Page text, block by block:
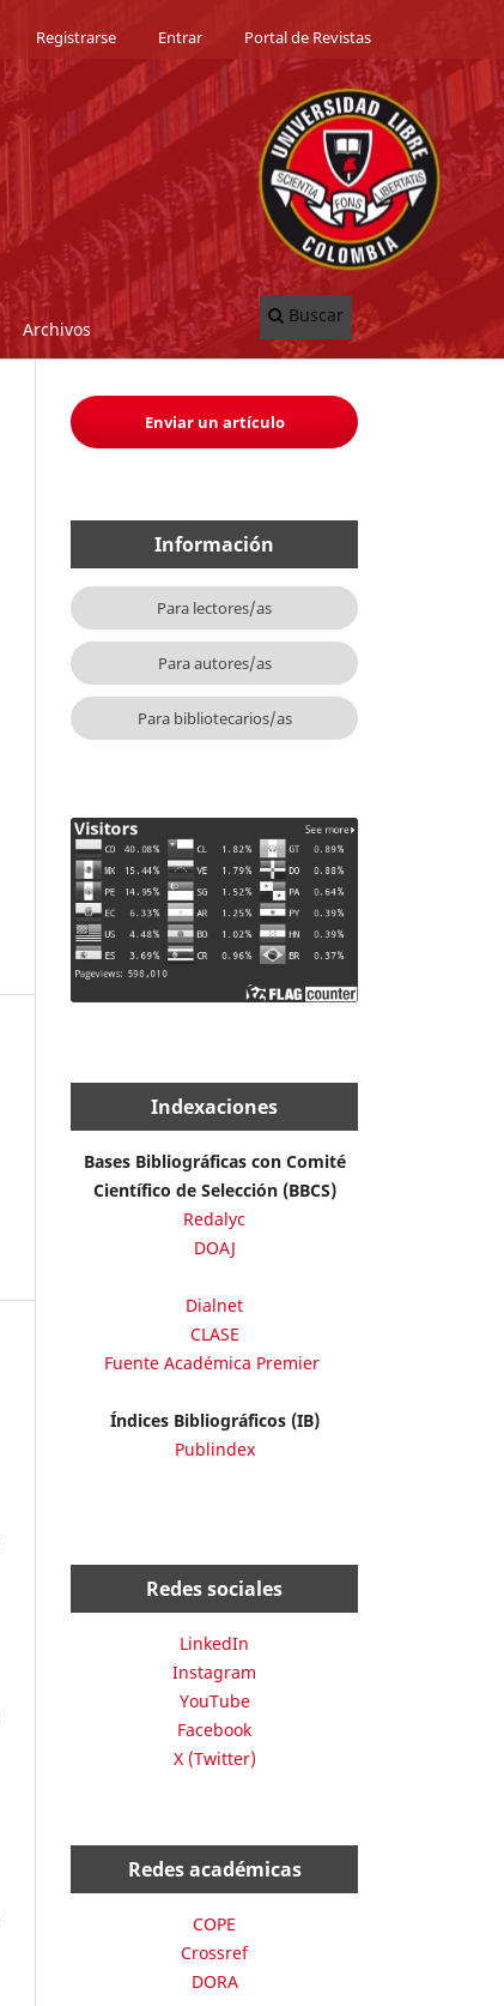
Archivos
Buscar
Registrarse Entrar Portal de Revistas
Enviar un artículo
Información
Para lectores/as
Para autores/as
Para bibliotecarios/as
Indexaciones
Bases Bibliográficas con Comité
Científico de Selección (BBCS)
Redalyc
DOAJ
Dialnet
CLASE
Fuente Académica Premier
Índices Bibliográficos (IB)
Publindex
Redes sociales
LinkedIn
Instagram
YouTube
Facebook
X (Twitter)
Redes académicas
COPE
Crossref
DORA